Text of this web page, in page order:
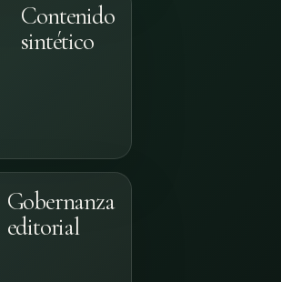
Contenido
sintético
Gobernanza
editorial